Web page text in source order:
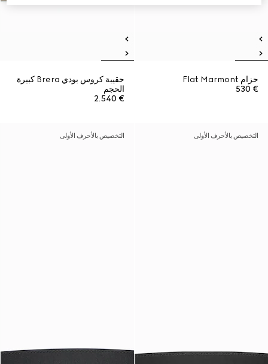
حزام Flat Marmont
€ 530
حقيبة كروس بودي Brera كبيرة
الحجم
€ 2.540
التخصيص بالأحرف الأولى التخصيص بالأحرف الأولى